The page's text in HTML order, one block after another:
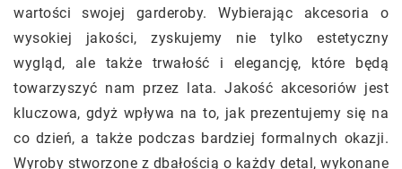
wartości swojej garderoby. Wybierając akcesoria o
wysokiej jakości, zyskujemy nie tylko estetyczny
wygląd, ale także trwałość i elegancję, które będą
towarzyszyć nam przez lata. Jakość akcesoriów jest
kluczowa, gdyż wpływa na to, jak prezentujemy się na
co dzień, a także podczas bardziej formalnych okazji.
Wyroby stworzone z dbałością o każdy detal, wykonane